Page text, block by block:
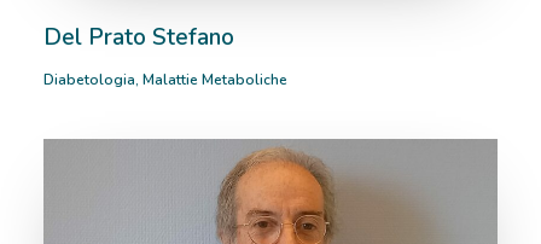
Del Prato Stefano
Diabetologia, Malattie Metaboliche